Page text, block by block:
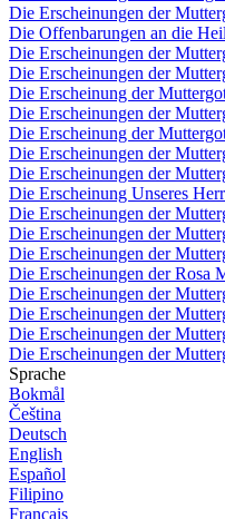
Die Erscheinungen der
Die Offenbarungen an die
Die Erscheinungen der
Die Erscheinungen der
Die Erscheinung der
Die Erscheinungen der
Die Erscheinung der
Die Erscheinungen der
Die Erscheinungen der
Die Erscheinung Unseres
Die Erscheinungen der
Die Erscheinungen der
Die Erscheinungen der
Die Erscheinungen der Rosa
Die Erscheinungen der
Die Erscheinungen der
Die Erscheinungen der
Die Erscheinungen der
Sprache
Bokmål
Čeština
Deutsch
English
Español
Filipino
Français